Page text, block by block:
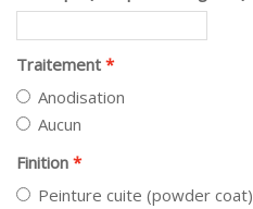
Traitement
Anodisation
Aucun
Finition
Peinture cuite (powder coat)